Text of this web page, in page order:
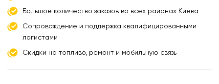
Большое количество заказов во всех районах Киева
Сопровождение и поддержка квалифицированными
логистами
Скидки на топливо, ремонт и мобильную связь